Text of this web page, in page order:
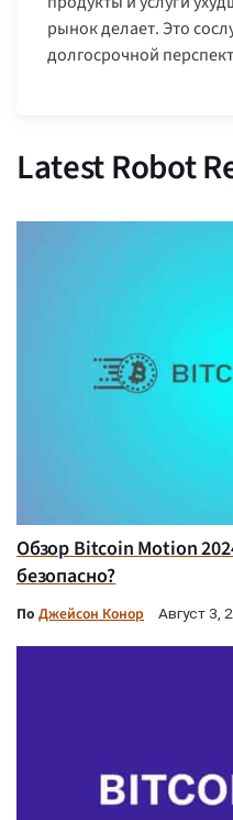
рынок делает. Это
долгосрочной
Latest Robot
Обзор Bitcoin Motion
безопасно?
По Джейсон Конор Август 3,